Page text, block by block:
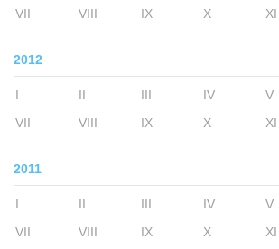
VII
VIII IX X XI
2012
I II III IV V
VII
VIII IX X XI
2011
I II III IV V
VII
VIII IX X XI